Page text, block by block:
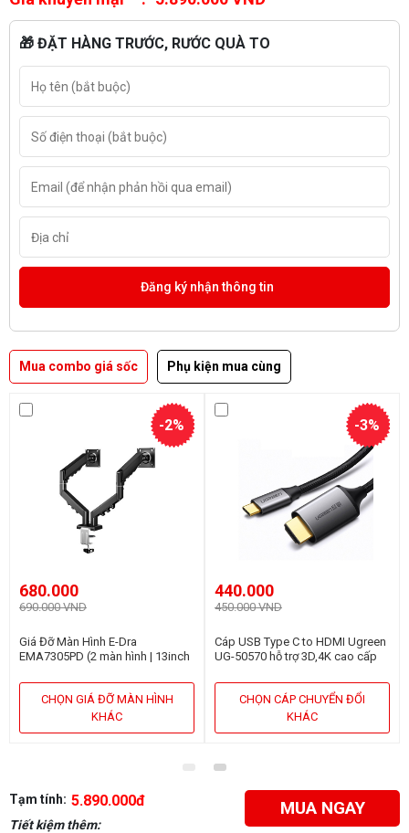
🎁 ĐẶT HÀNG TRƯỚC, RƯỚC QUÀ TO
Mua combo giá sốc Phụ kiện mua cùng
680.000
690.000 VND
-2%
Giá Đỡ Màn Hình E-Dra
EMA7305PD (2 màn hình | 13inch
CHỌN GIÁ ĐỠ MÀN HÌNH
KHÁC
440.000
450.000 VND
-3%
Cáp USB Type C to HDMI Ugreen
UG-50570 hỗ trợ 3D,4K cao cấp
CHỌN CÁP CHUYỂN ĐỔI
KHÁC
Tạm tính: 5.890.000đ
Tiết kiệm thêm:
MUA NGAY